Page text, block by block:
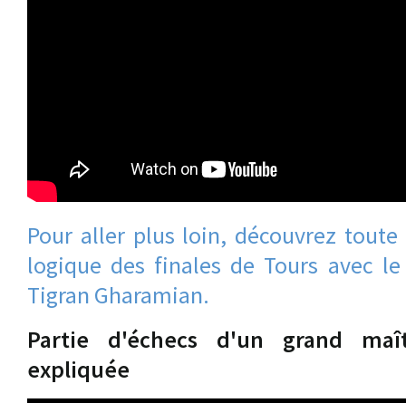
Pour aller plus loin, découvrez
logique des finales de Tours avec
Tigran Gharamian.
Partie d'échecs d'un grand
expliquée